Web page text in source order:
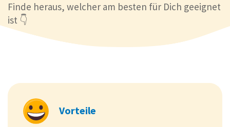
Finde heraus, welcher am besten für Dich geeignet
ist 👇
Vorteile